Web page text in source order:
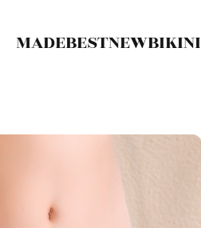
MADEBESTNEWBIKINI